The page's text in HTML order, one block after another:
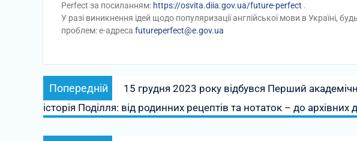
Perfect за посиланням: https://osvita.diia.gov.ua/future-perfect .
У разі виникнення ідей щодо популяризації англійської мови в Україні,
проблем: е-адреса futureperfect@e.gov.ua
Навігація
записів
Попередній
запис:
15 грудня 2023 року відбувся Перший
історія Поділля: від родинних рецептів та нотаток – до архівних